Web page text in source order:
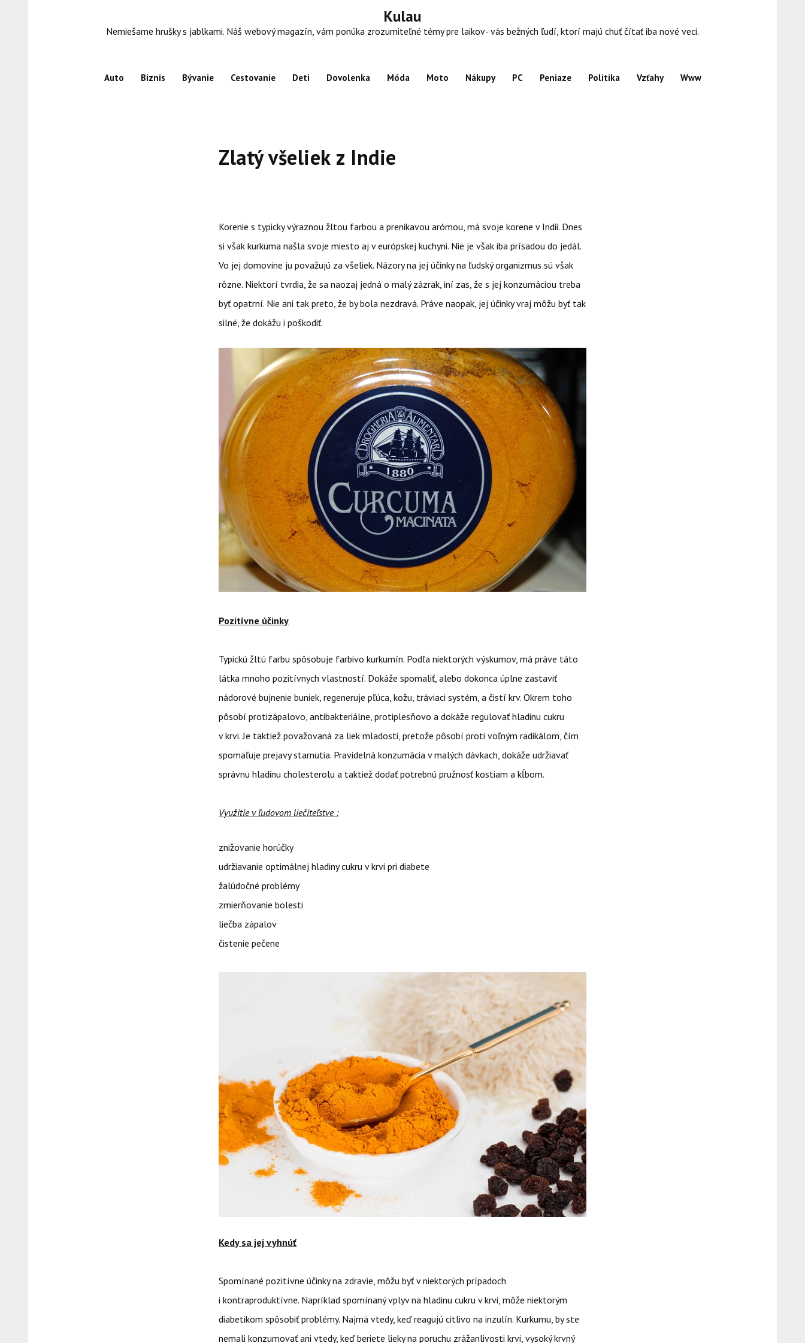
Kulau
Nemiešame hrušky s jablkami. Náš webový magazín, vám ponúka zrozumiteľné témy pre laikov- vás bežných ľudí, ktorí majú chuť čítať iba nové veci.
Auto Biznis Bývanie Cestovanie Deti Dovolenka Móda Moto Nákupy PC Peniaze Politika Vzťahy Www
Zlatý všeliek z Indie
Korenie s typicky výraznou žltou farbou a prenikavou arómou, má svoje korene v Indii. Dnes
si však kurkuma našla svoje miesto aj v európskej kuchyni. Nie je však iba prísadou do jedál.
Vo jej domovine ju považujú za všeliek. Názory na jej účinky na ľudský organizmus sú však
rôzne. Niektorí tvrdia, že sa naozaj jedná o malý zázrak, iní zas, že s jej konzumáciou treba
byť opatrní. Nie ani tak preto, že by bola nezdravá. Práve naopak, jej účinky vraj môžu byť tak
silné, že dokážu i poškodiť.
Pozitívne účinky
Typickú žltú farbu spôsobuje farbivo kurkumín. Podľa niektorých výskumov, má práve táto
látka mnoho pozitívnych vlastností. Dokáže spomaliť, alebo dokonca úplne zastaviť
nádorové bujnenie buniek, regeneruje pľúca, kožu, tráviaci systém, a čistí krv. Okrem toho
pôsobí protizápalovo, antibakteriálne, protiplesňovo a dokáže regulovať hladinu cukru
v krvi. Je taktiež považovaná za liek mladosti, pretože pôsobí proti voľným radikálom, čím
spomaľuje prejavy starnutia. Pravidelná konzumácia v malých dávkach, dokáže udržiavať
správnu hladinu cholesterolu a taktiež dodať potrebnú pružnosť kostiam a kĺbom.
Využitie v ľudovom liečiteľstve :
znižovanie horúčky
udržiavanie optimálnej hladiny cukru v krvi pri diabete
žalúdočné problémy
zmierňovanie bolesti
liečba zápalov
čistenie pečene
Kedy sa jej vyhnúť
Spomínané pozitívne účinky na zdravie, môžu byť v niektorých prípadoch
i kontraproduktívne. Napríklad spomínaný vplyv na hladinu cukru v krvi, môže niektorým
diabetikom spôsobiť problémy. Najmä vtedy, keď reagujú citlivo na inzulín. Kurkumu, by ste
nemali konzumovať ani vtedy, keď beriete lieky na poruchu zrážanlivosti krvi, vysoký krvný